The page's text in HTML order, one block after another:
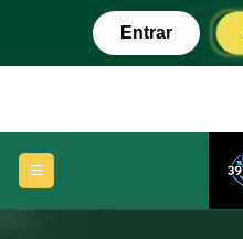
content
Entrar